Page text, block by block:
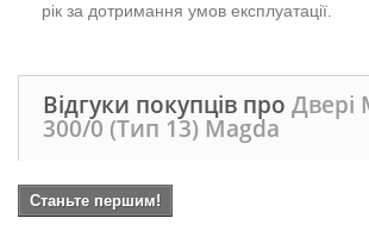
рік за дотримання умов експлуатації.
Відгуки покупців про Двері
300/0 (Тип 13) Magda
Станьте першим!